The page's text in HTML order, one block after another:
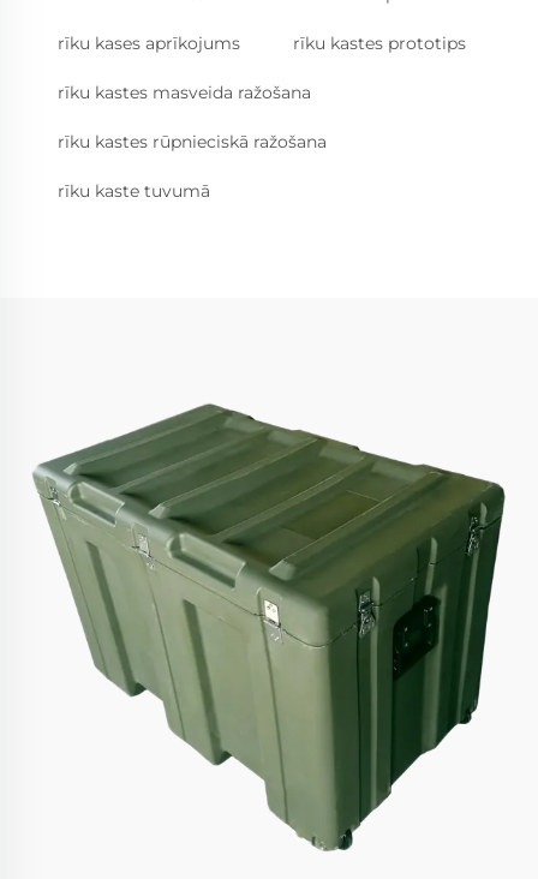
rīku kases aprīkojums rīku kastes prototips
rīku kastes masveida ražošana
rīku kastes rūpnieciskā ražošana
rīku kaste tuvumā